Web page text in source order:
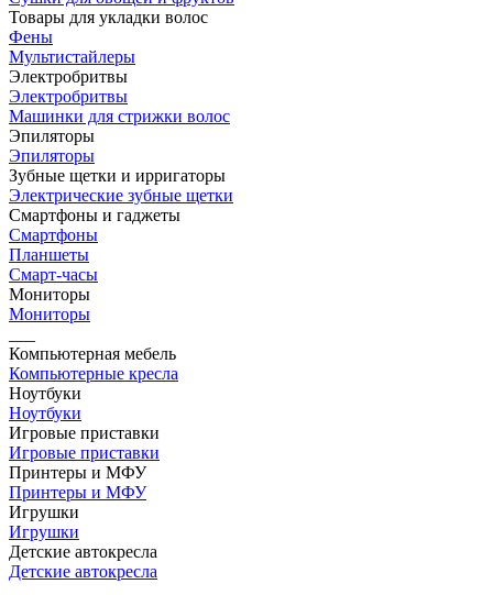
Товары для укладки волос
Фены
Мультистайлеры
Электробритвы
Электробритвы
Машинки для стрижки волос
Эпиляторы
Эпиляторы
Зубные щетки и ирригаторы
Электрические зубные щетки
Смартфоны и гаджеты
Смартфоны
Планшеты
Смарт-часы
Мониторы
Мониторы
Компьютерная мебель
Компьютерные кресла
Ноутбуки
Ноутбуки
Игровые приставки
Игровые приставки
Принтеры и МФУ
Принтеры и МФУ
Игрушки
Игрушки
Детские автокресла
Детские автокресла